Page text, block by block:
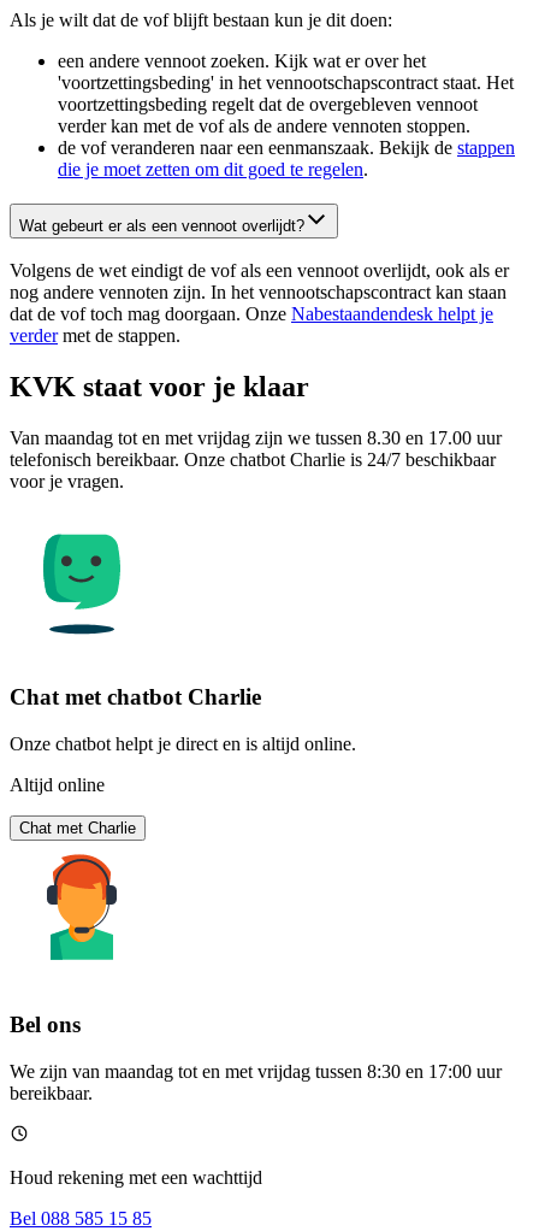
Als je wilt dat de vof blijft bestaan kun je dit doen:
een andere vennoot zoeken. Kijk wat er over het
'voortzettingsbeding' in het vennootschapscontract staat. Het
voortzettingsbeding regelt dat de overgebleven vennoot
verder kan met de vof als de andere vennoten stoppen.
de vof veranderen naar een eenmanszaak. Bekijk de stappen
die je moet zetten om dit goed te regelen.
Wat gebeurt er als een vennoot overlijdt?
Volgens de wet eindigt de vof als een vennoot overlijdt, ook als er
nog andere vennoten zijn. In het vennootschapscontract kan staan
dat de vof toch mag doorgaan. Onze Nabestaandendesk helpt je
verdermet de stappen.
KVK staat voor je klaar
Van maandag tot en met vrijdag zijn we tussen 8.30 en 17.00 uur
telefonisch bereikbaar. Onze chatbot Charlie is 24/7 beschikbaar
voor je vragen.
Chat met chatbot Charlie
Onze chatbot helpt je direct en is altijd online.
Altijd online
Chat met Charlie
Bel ons
We zijn van maandag tot en met vrijdag tussen 8:30 en 17:00 uur
bereikbaar.
Houd rekening met een wachttijd
Bel 088 585 15 85